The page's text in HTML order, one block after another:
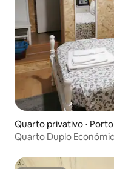
Quarto privativo ⋅ Porto